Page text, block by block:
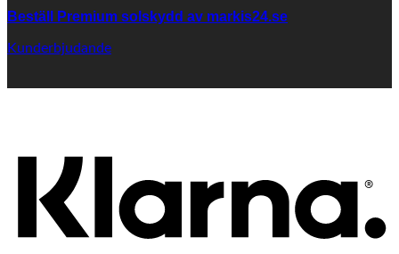
Beställ Premium solskydd av markis24.se
Kunderbjudande